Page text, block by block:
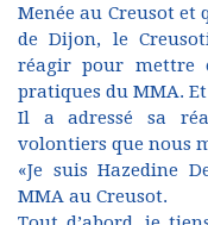
Menée au Creusot et
de Dijon, le
réagir pour mettre
pratiques du MMA.
Il a adressé sa
volontiers que nous
«Je suis Hazedine
MMA au Creusot.